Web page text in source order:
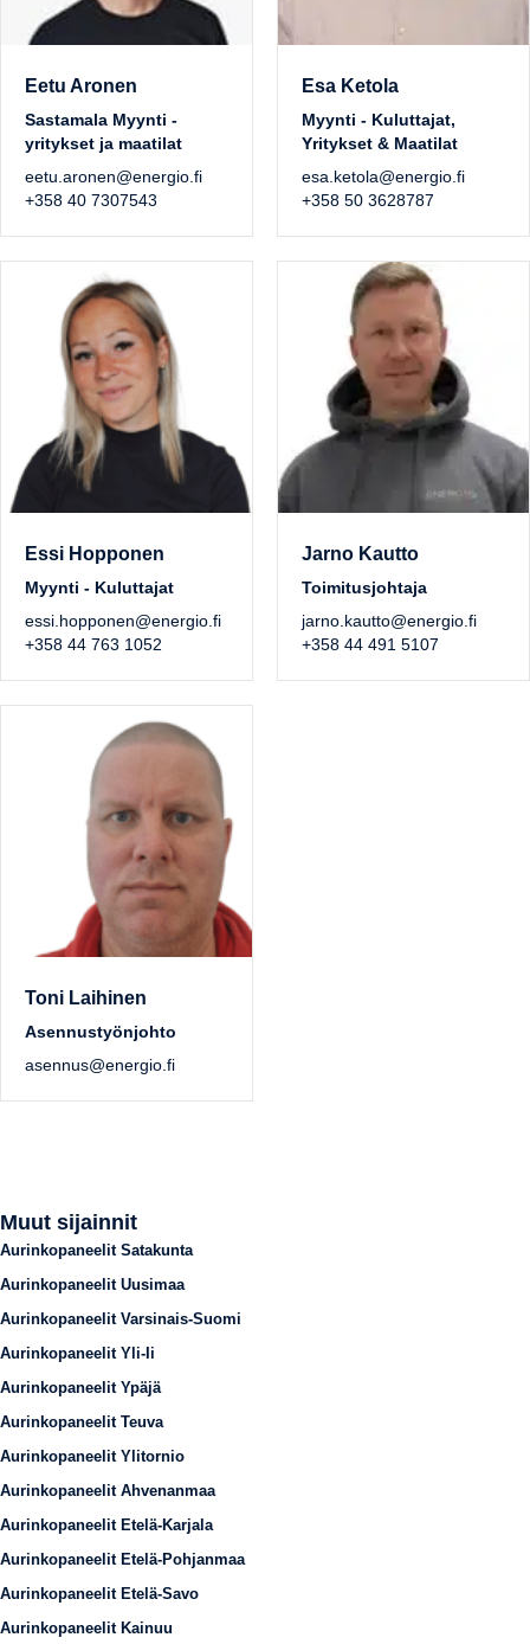
Eetu Aronen
Sastamala Myynti -
yritykset ja maatilat
eetu.aronen@energio.fi
+358 40 7307543
Esa Ketola
Myynti - Kuluttajat,
Yritykset & Maatilat
esa.ketola@energio.fi
+358 50 3628787
Essi Hopponen
Myynti - Kuluttajat
essi.hopponen@energio.fi
+358 44 763 1052
Jarno Kautto
Toimitusjohtaja
jarno.kautto@energio.fi
+358 44 491 5107
Toni Laihinen
Asennustyönjohto
asennus@energio.fi
Muut sijainnit
Aurinkopaneelit Satakunta
Aurinkopaneelit Uusimaa
Aurinkopaneelit Varsinais-Suomi
Aurinkopaneelit Yli-Ii
Aurinkopaneelit Ypäjä
Aurinkopaneelit Teuva
Aurinkopaneelit Ylitornio
Aurinkopaneelit Ahvenanmaa
Aurinkopaneelit Etelä-Karjala
Aurinkopaneelit Etelä-Pohjanmaa
Aurinkopaneelit Etelä-Savo
Aurinkopaneelit Kainuu